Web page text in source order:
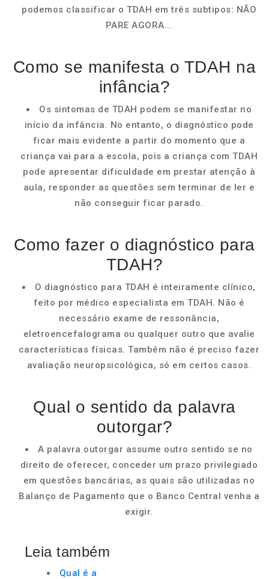
podemos classificar o TDAH em três subtipos: NÃO
PARE AGORA...
Como se manifesta o TDAH na
infância?
Os sintomas de TDAH podem se manifestar no
início da infância. No entanto, o diagnóstico pode
ficar mais evidente a partir do momento que a
criança vai para a escola, pois a criança com TDAH
pode apresentar dificuldade em prestar atenção à
aula, responder as questões sem terminar de ler e
não conseguir ficar parado.
Como fazer o diagnóstico para
TDAH?
O diagnóstico para TDAH é inteiramente clínico,
feito por médico especialista em TDAH. Não é
necessário exame de ressonância,
eletroencefalograma ou qualquer outro que avalie
características físicas. Também não é preciso fazer
avaliação neuropsicológica, só em certos casos.
Qual o sentido da palavra
outorgar?
A palavra outorgar assume outro sentido se no
direito de oferecer, conceder um prazo privilegiado
em questões bancárias, as quais são utilizadas no
Balanço de Pagamento que o Banco Central venha a
exigir.
Leia também
Qual é a